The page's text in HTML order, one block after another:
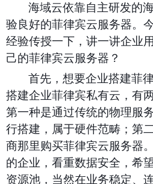
海域云依靠自主研发的
验良好的菲律宾云服务器。
经验传授一下，讲一讲企业
己的菲律宾云服务器？
首先，想要企业搭建菲
搭建企业菲律宾私有云，有
第一种是通过传统的物理服
行搭建，属于硬件范畴；第
商那里购买菲律宾云服务器
的企业，看重数据安全，希
资源池，当然在业务稳定、